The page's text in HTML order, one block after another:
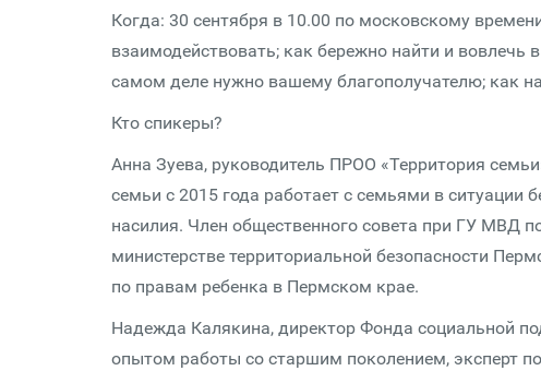
Когда: 30 сентября в 10.00 по московскому
взаимодействовать; как бережно найти и вовлечь
самом деле нужно вашему благополучателю; как
Кто спикеры?
Анна Зуева, руководитель ПРОО «Территория
семьи с 2015 года работает с семьями в
насилия. Член общественного совета при ГУ МВД
министерстве территориальной безопасности
по правам ребенка в Пермском крае.
Надежда Калякина, директор Фонда социальной
опытом работы со старшим поколением, эксперт